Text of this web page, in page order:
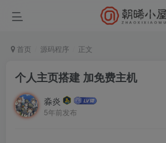
首页 源码程序 正文
个人主页搭建 加免费主机
淼炎
5年前发布